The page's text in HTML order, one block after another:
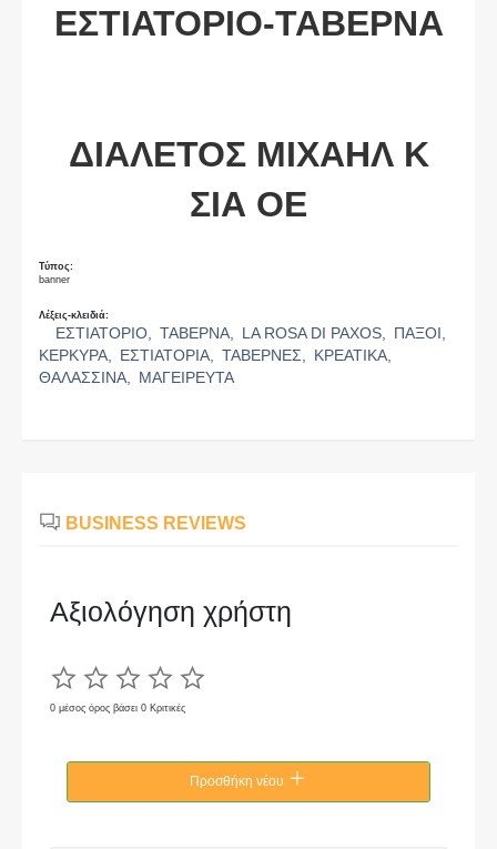
ΕΣΤΙΑΤΟΡΙΟ-ΤΑΒΕΡΝΑ
ΔΙΑΛΕΤΟΣ ΜΙΧΑΗΛ Κ
ΣΙΑ ΟΕ
Τύπος:
banner
Λέξεις-κλειδιά:
ΕΣΤΙΑΤΟΡΙΟ, ΤΑΒΕΡΝΑ, LA ROSA DI PAXOS,
ΠΑΞΟΙ,
ΚΕΡΚΥΡΑ,
ΕΣΤΙΑΤΟΡΙΑ, ΤΑΒΕΡΝΕΣ,
ΚΡΕΑΤΙΚΑ,
ΘΑΛΑΣΣΙΝΑ,
ΜΑΓΕΙΡΕΥΤΑ
BUSINESS REVIEWS
Αξιολόγηση χρήστη
0 μέσος όρος βάσει 0 Κριτικές
Προσθήκη νέου